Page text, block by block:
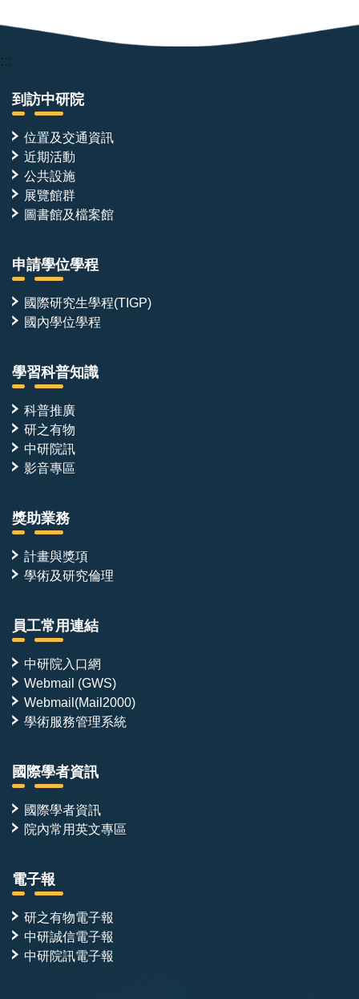
:::
到訪中研院
位置及交通資訊
近期活動
公共設施
展覽館群
圖書館及檔案館
申請學位學程
國際研究生學程(TIGP)
國內學位學程
學習科普知識
科普推廣
研之有物
中研院訊
影音專區
獎助業務
計畫與獎項
學術及研究倫理
員工常用連結
中研院入口網
Webmail (GWS)
Webmail(Mail2000)
學術服務管理系統
國際學者資訊
國際學者資訊
院內常用英文專區
電子報
研之有物電子報
中研誠信電子報
中研院訊電子報